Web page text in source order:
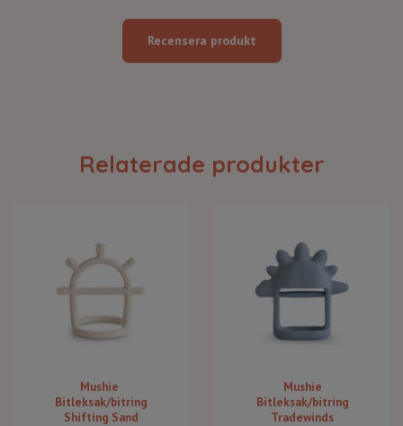
Recensera produkt
Relaterade produkter
Mushie ​​
Bitleksak/bitring
Shifting Sand
Mushie
Bitleksak/bitring
Tradewinds